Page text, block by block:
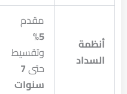
أنظمة
السداد
مقدم
5%
وتقسيط
حتى7
سنوات